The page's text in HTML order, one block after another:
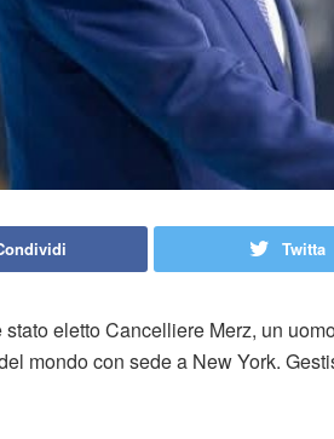
Twitta
stato eletto Cancelliere Merz, un
mondo con sede a New York.